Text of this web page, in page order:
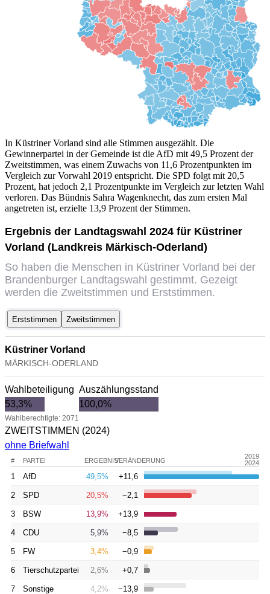
In Küstriner Vorland sind alle Stimmen ausgezählt. Die
Gewinnerpartei in der Gemeinde ist die AfD mit 49,5 Prozent der
Zweitstimmen, was einem Zuwachs von 11,6 Prozentpunkten im
Vergleich zur Vorwahl 2019 entspricht. Die SPD folgt mit 20,5
Prozent, hat jedoch 2,1 Prozentpunkte im Vergleich zur letzten Wahl
verloren. Das Bündnis Sahra Wagenknecht, das zum ersten Mal
angetreten ist, erzielte 13,9 Prozent der Stimmen.
Ergebnis der Landtagswahl 2024 für Küstriner
Vorland (Landkreis Märkisch-Oderland)
So haben die Menschen in Küstriner Vorland bei der
Brandenburger Landtagswahl gestimmt. Gezeigt
werden die Zweitstimmen und Erststimmen.
Erststimmen Zweitstimmen
Küstriner Vorland
MÄRKISCH-ODERLAND
Wahlbeteiligung
53,3%
Wahlberechtigte: 2071
Auszählungsstand
100,0%
ZWEITSTIMMEN (2024)
ohne Briefwahl
# PARTEI ERGEBNISVERÄNDERUNG
2019
2024
1 AfD 49,5% +11,6
2 SPD 20,5% −2,1
3 BSW 13,9% +13,9
4 CDU 5,9% −8,5
5 FW 3,4% −0,9
6 Tierschutzpartei 2,6% +0,7
7 Sonstige 4,2%
−13,9